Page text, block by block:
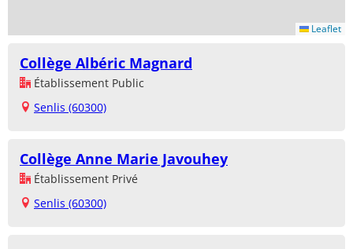
Leaflet
Collège Albéric Magnard
Établissement Public
Senlis (60300)
Collège Anne Marie Javouhey
Établissement Privé
Senlis (60300)